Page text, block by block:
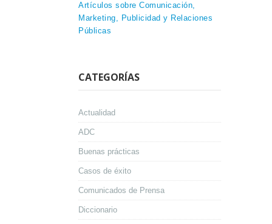
Artículos sobre Comunicación,
Marketing, Publicidad y Relaciones
Públicas
CATEGORÍAS
Actualidad
ADC
Buenas prácticas
Casos de éxito
Comunicados de Prensa
Diccionario